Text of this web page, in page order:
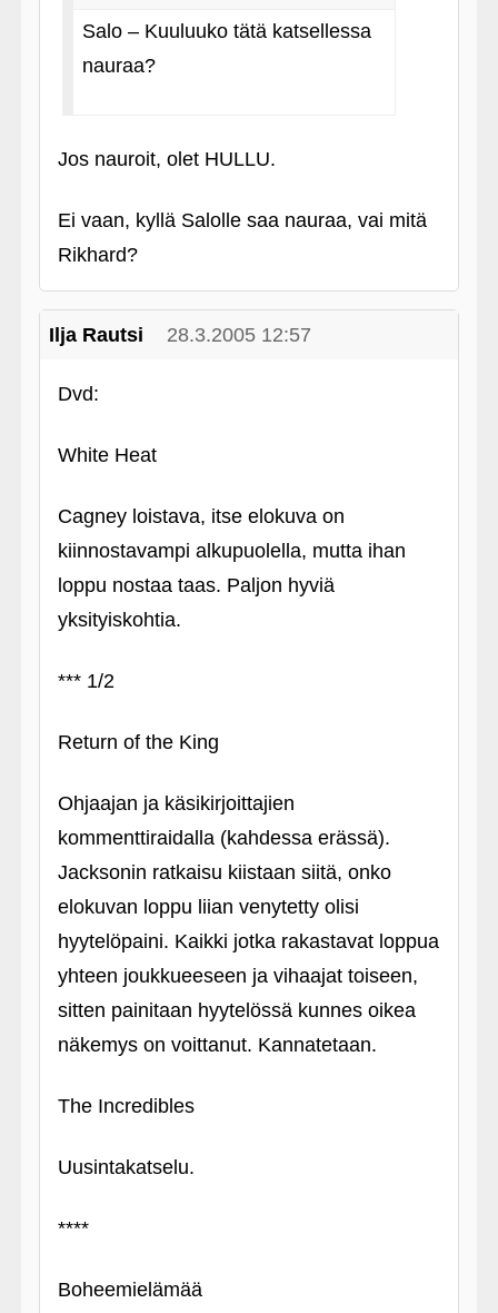
Salo – Kuuluuko tätä katsellessa
nauraa?
Jos nauroit, olet HULLU.
Ei vaan, kyllä Salolle saa nauraa, vai mitä
Rikhard?
Ilja Rautsi 28.3.2005 12:57
Dvd:
White Heat
Cagney loistava, itse elokuva on
kiinnostavampi alkupuolella, mutta ihan
loppu nostaa taas. Paljon hyviä
yksityiskohtia.
*** 1/2
Return of the King
Ohjaajan ja käsikirjoittajien
kommenttiraidalla (kahdessa erässä).
Jacksonin ratkaisu kiistaan siitä, onko
elokuvan loppu liian venytetty olisi
hyytelöpaini. Kaikki jotka rakastavat loppua
yhteen joukkueeseen ja vihaajat toiseen,
sitten painitaan hyytelössä kunnes oikea
näkemys on voittanut. Kannatetaan.
The Incredibles
Uusintakatselu.
****
Boheemielämää